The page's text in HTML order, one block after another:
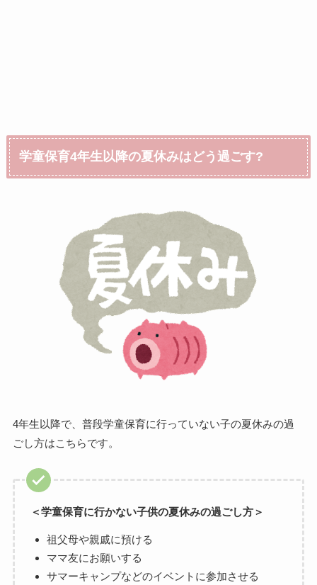
学童保育4年生以降の夏休みはどう過ごす?
4年生以降で、普段学童保育に行っていない子の夏休みの過
ごし方はこちらです。
＜学童保育に行かない子供の夏休みの過ごし方＞
祖父母や親戚に預ける
ママ友にお願いする
サマーキャンプなどのイベントに参加させる